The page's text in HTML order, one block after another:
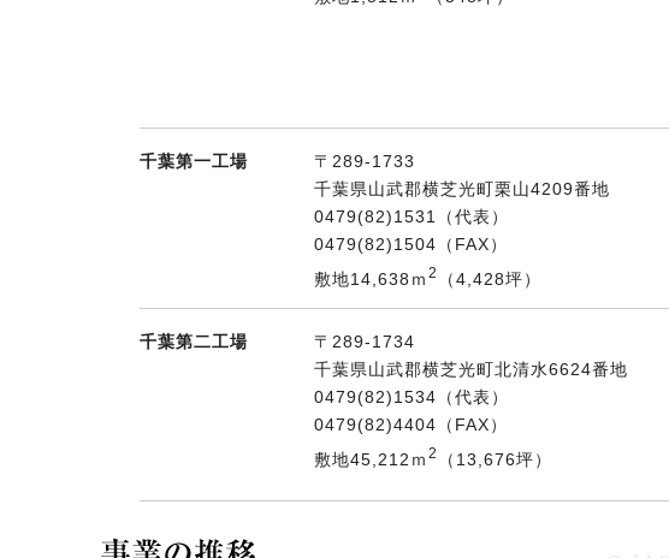
千葉第一工場
〒289-1733
千葉県山武郡横芝光町栗山4209番地
0479(82)1531（代表）
0479(82)1504（FAX）
敷地14,638ｍ 2 （4,428坪）
千葉第二工場
〒289-1734
千葉県山武郡横芝光町北清水6624番地
0479(82)1534（代表）
0479(82)4404（FAX）
敷地45,212ｍ 2 （13,676坪）